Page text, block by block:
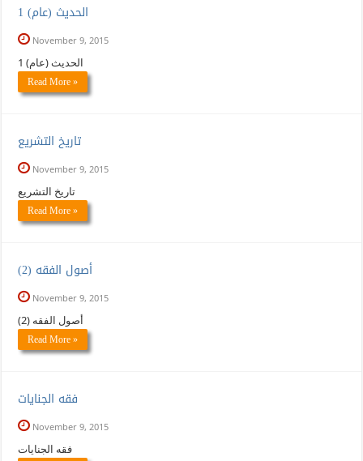
الحديث (عام) 1
November 9, 2015
الحديث (عام) 1
Read More »
تاريخ التشريع
November 9, 2015
تاريخ التشريع
Read More »
(أصول الفقه (2
November 9, 2015
(أصول الفقه (2
Read More »
فقه الجنايات
November 9, 2015
فقه الجنايات